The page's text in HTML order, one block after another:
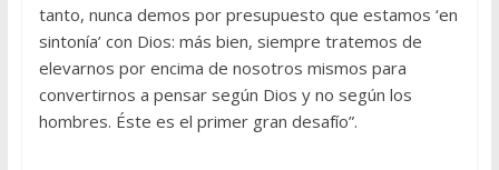
tanto, nunca demos por presupuesto que estamos ‘en
sintonía’ con Dios: más bien, siempre tratemos de
elevarnos por encima de nosotros mismos para
convertirnos a pensar según Dios y no según los
hombres. Éste es el primer gran desafío”.